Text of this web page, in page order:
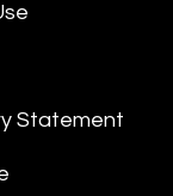
Statement